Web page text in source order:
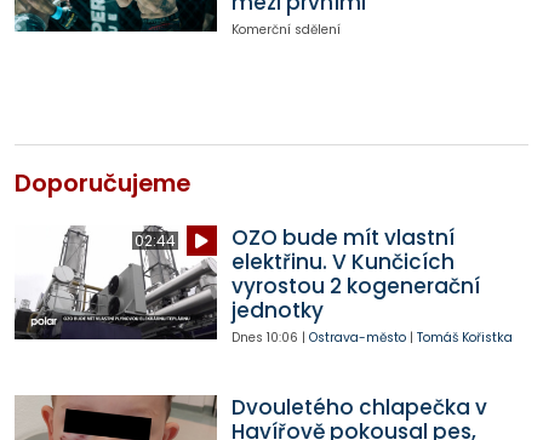
Komerční sdělení
Doporučujeme
02:44
OZO bude mít vlastní
elektřinu. V Kunčicích
vyrostou 2 kogenerační
jednotky
Dnes 10:06 | Ostrava-město| Tomáš Kořistka
Dvouletého chlapečka v
Havířově pokousal pes,